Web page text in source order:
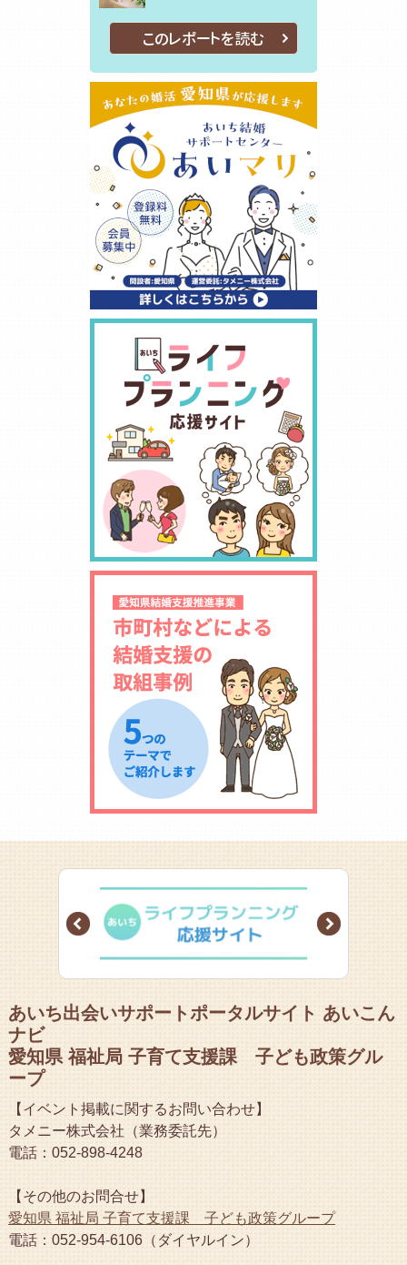
このレポートを読む
Prev Next
あいち出会いサポートポータルサイト あいこん
ナビ
愛知県 福祉局 子育て支援課 子ども政策グル
ープ
【イベント掲載に関するお問い合わせ】
タメニー株式会社（業務委託先）
電話：052-898-4248
【その他のお問合せ】
愛知県 福祉局 子育て支援課 子ども政策グループ
電話：052-954-6106（ダイヤルイン）